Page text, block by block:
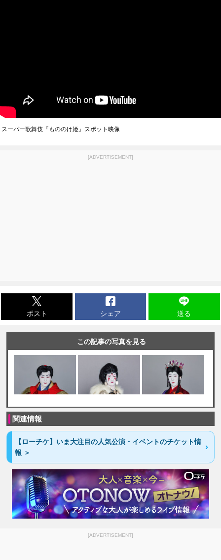
スーパー歌舞伎『もののけ姫』スポット映像
[ADVERTISEMENT]
ポスト シェア 送る
この記事の写真を見る
関連情報
【ローチケ】いま大注目の人気公演・イベントのチケット情
報 ＞
[ADVERTISEMENT]